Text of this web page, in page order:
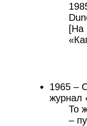
[На
1965 –
журнал
То
–